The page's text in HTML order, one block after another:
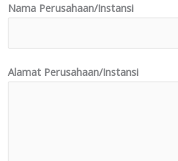
Nama Perusahaan/Instansi
Alamat Perusahaan/Instansi